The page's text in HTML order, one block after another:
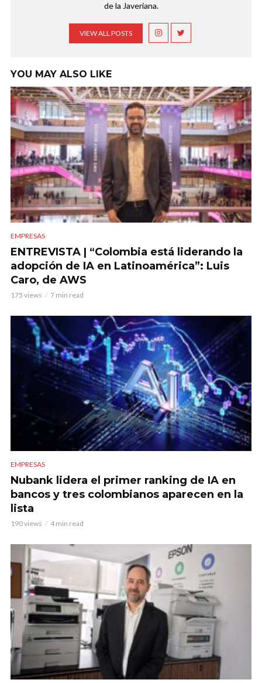
de la Javeriana.
VIEW ALL POSTS
YOU MAY ALSO LIKE
EMPRESAS
ENTREVISTA | “Colombia está liderando la
adopción de IA en Latinoamérica”: Luis
Caro, de AWS
175 views 7 min read
EMPRESAS
Nubank lidera el primer ranking de IA en
bancos y tres colombianos aparecen en la
lista
190 views 4 min read